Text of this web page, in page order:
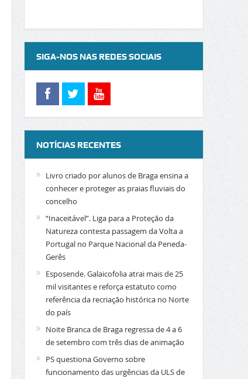
SIGA-NOS NAS REDES SOCIAIS
NOTÍCIAS RECENTES
Livro criado por alunos de Braga ensina a
conhecer e proteger as praias fluviais do
concelho
“Inaceitável”. Liga para a Proteção da
Natureza contesta passagem da Volta a
Portugal no Parque Nacional da Peneda-
Gerês
Esposende. Galaicofolia atrai mais de 25
mil visitantes e reforça estatuto como
referência da recriação histórica no Norte
do país
Noite Branca de Braga regressa de 4 a 6
de setembro com três dias de animação
PS questiona Governo sobre
funcionamento das urgências da ULS de